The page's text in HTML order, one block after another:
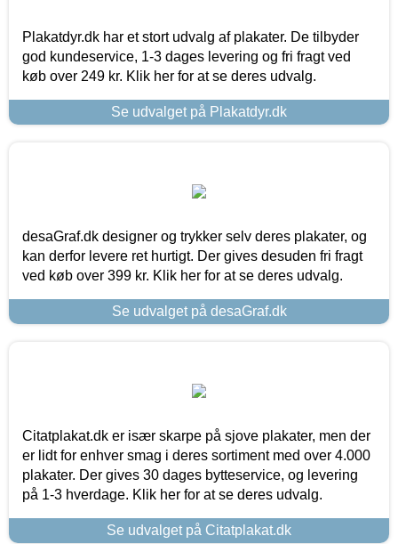
Plakatdyr.dk har et stort udvalg af plakater. De tilbyder
god kundeservice, 1-3 dages levering og fri fragt ved
køb over 249 kr. Klik her for at se deres udvalg.
Se udvalget på Plakatdyr.dk
desaGraf.dk designer og trykker selv deres plakater, og
kan derfor levere ret hurtigt. Der gives desuden fri fragt
ved køb over 399 kr. Klik her for at se deres udvalg.
Se udvalget på desaGraf.dk
Citatplakat.dk er især skarpe på sjove plakater, men der
er lidt for enhver smag i deres sortiment med over 4.000
plakater. Der gives 30 dages bytteservice, og levering
på 1-3 hverdage. Klik her for at se deres udvalg.
Se udvalget på Citatplakat.dk